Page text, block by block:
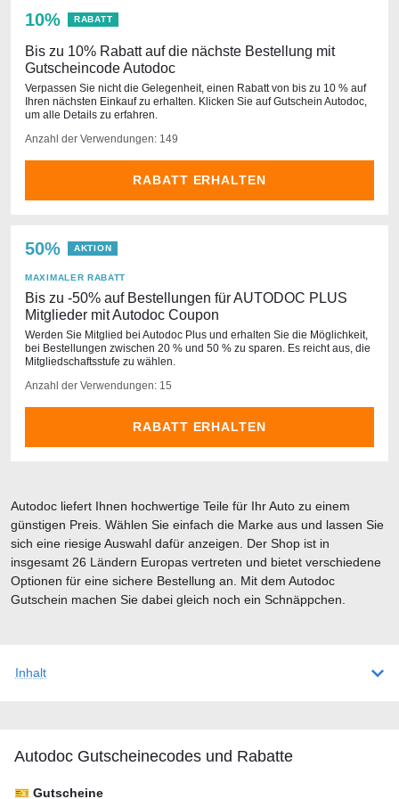
10% RABATT
Bis zu 10% Rabatt auf die nächste Bestellung mit
Gutscheincode Autodoc
Verpassen Sie nicht die Gelegenheit, einen Rabatt von bis zu 10 % auf
Ihren nächsten Einkauf zu erhalten. Klicken Sie auf Gutschein Autodoc,
um alle Details zu erfahren.
Anzahl der Verwendungen: 149
RABATT ERHALTEN
50% AKTION
MAXIMALER RABATT
Bis zu -50% auf Bestellungen für AUTODOC PLUS
Mitglieder mit Autodoc Coupon
Werden Sie Mitglied bei Autodoc Plus und erhalten Sie die Möglichkeit,
bei Bestellungen zwischen 20 % und 50 % zu sparen. Es reicht aus, die
Mitgliedschaftsstufe zu wählen.
Anzahl der Verwendungen: 15
RABATT ERHALTEN
Inhalt
Autodoc Gutscheineсodes und Rabatte
🎫 Gutscheine
Autodoc liefert Ihnen hochwertige Teile für Ihr Auto zu einem
günstigen Preis. Wählen Sie einfach die Marke aus und lassen Sie
sich eine riesige Auswahl dafür anzeigen. Der Shop ist in
insgesamt 26 Ländern Europas vertreten und bietet verschiedene
Optionen für eine sichere Bestellung an. Mit dem Autodoc
Gutschein machen Sie dabei gleich noch ein Schnäppchen.